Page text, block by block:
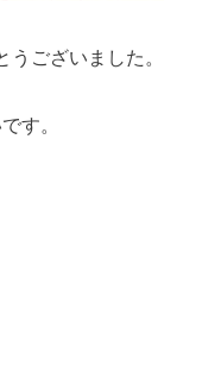
ございました。
す。